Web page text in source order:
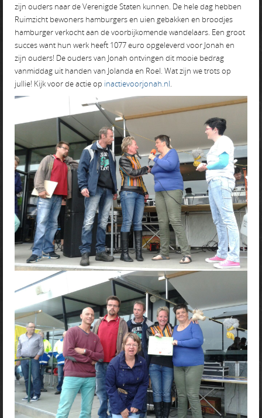
zijn ouders naar de Verenigde Staten kunnen. De hele dag hebben
Ruimzicht bewoners hamburgers en uien gebakken en broodjes
hamburger verkocht aan de voorbijkomende wandelaars. Een groot
succes want hun werk heeft 1077 euro opgeleverd voor Jonah en
zijn ouders! De ouders van Jonah ontvingen dit mooie bedrag
vanmiddag uit handen van Jolanda en Roel. Wat zijn we trots op
jullie! Kijk voor de actie op inactievoorjonah.nl.